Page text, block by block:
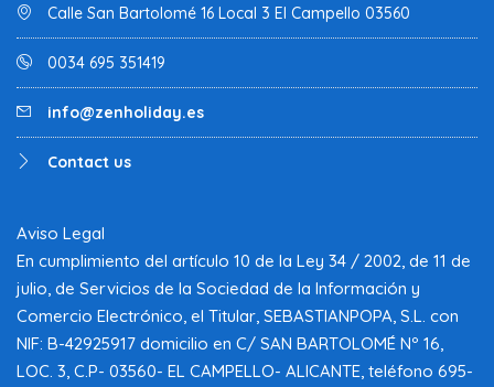
Calle San Bartolomé 16 Local 3 El Campello 03560
0034 695 351419
info@zenholiday.es
Contact us
Aviso Legal
En cumplimiento del artículo 10 de la Ley 34 / 2002, de 11 de
julio, de Servicios de la Sociedad de la Información y
Comercio Electrónico, el Titular, SEBASTIANPOPA, S.L. con
NIF: B-42925917 domicilio en C/ SAN BARTOLOMÉ Nº 16,
LOC. 3, C.P- 03560- EL CAMPELLO- ALICANTE, teléfono 695-